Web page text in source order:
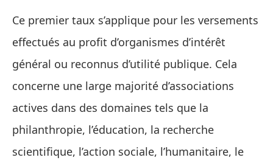
Ce premier taux s’applique pour les versements
effectués au profit d’organismes d’intérêt
général ou reconnus d’utilité publique. Cela
concerne une large majorité d’associations
actives dans des domaines tels que la
philanthropie, l’éducation, la recherche
scientifique, l’action sociale, l’humanitaire, le